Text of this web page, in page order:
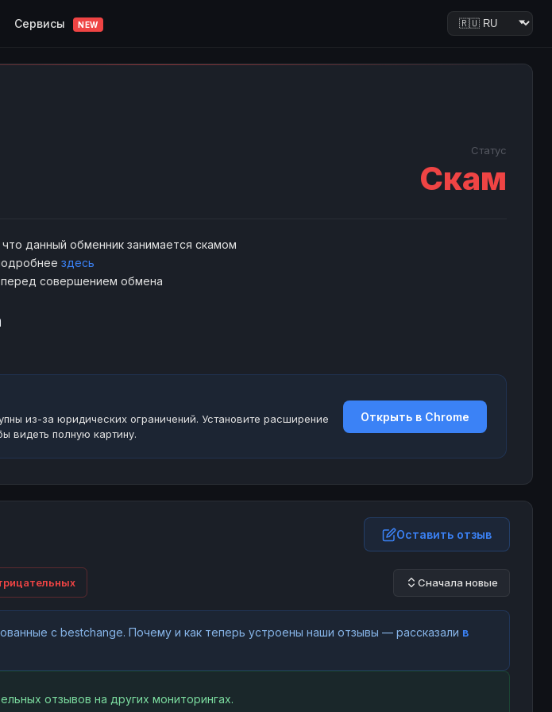
Сервисы NEW
Статус
Скам
данный обменник занимается скамом
здесь
перед совершением обмена
из-за юридических ограничений. Установите расширение
видеть полную картину.
Открыть в Chrome
Оставить отзыв
Сначала новые
с bestchange. Почему и как теперь устроены наши отзывы — рассказали в
отзывов на других мониторингах.